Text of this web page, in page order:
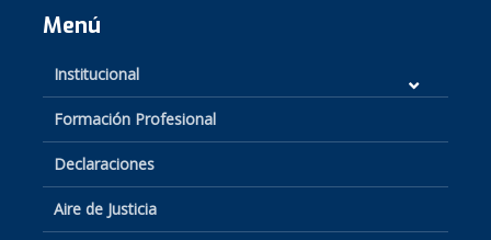
Menú
Institucional
Formación Profesional
Declaraciones
Aire de Justicia